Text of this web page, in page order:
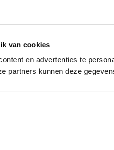
van cookies
en advertenties te
partners kunnen deze